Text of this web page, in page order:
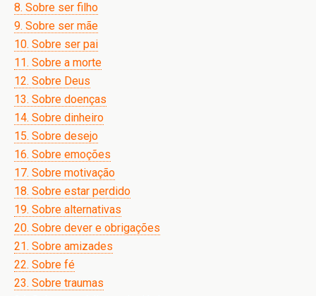
8. Sobre ser filho
9. Sobre ser mãe
10. Sobre ser pai
11. Sobre a morte
12. Sobre Deus
13. Sobre doenças
14. Sobre dinheiro
15. Sobre desejo
16. Sobre emoções
17. Sobre motivação
18. Sobre estar perdido
19. Sobre alternativas
20. Sobre dever e obrigações
21. Sobre amizades
22. Sobre fé
23. Sobre traumas